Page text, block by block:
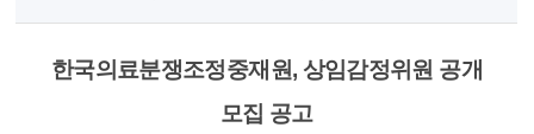
한국의료분쟁조정중재원, 상임감정위원 공개
모집 공고